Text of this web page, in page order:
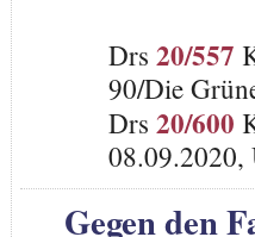
Drs 20/557
90/Die
Drs 20/600
08.09.2020,
Gegen den